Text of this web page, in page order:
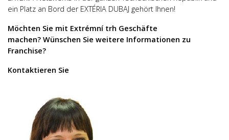
ein Platz an Bord der EXTÉRIA DUBAJ gehört Ihnen!
Möchten Sie mit Extrémní trh Geschäfte
machen? Wünschen Sie weitere Informationen zu
Franchise?
Kontaktieren Sie